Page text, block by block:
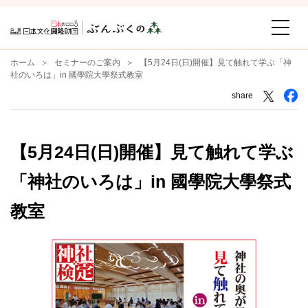
ホーム セミナーのご案内
【5月24日(日)開催】見て触れて学ぶ「神
社のいろは」in 國學院大學祭式教室
share
【5月24日(日)開催】見て触れて学ぶ
「神社のいろは」in 國學院大學祭式
教室